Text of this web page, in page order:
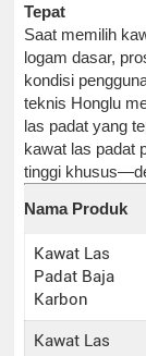
Tepat
Saat memilih
logam dasar,
kondisi
teknis Honglu
las padat yang
kawat las padat
tinggi
Nama Produk
Kawat Las
Padat Baja
Karbon
Kawat Las